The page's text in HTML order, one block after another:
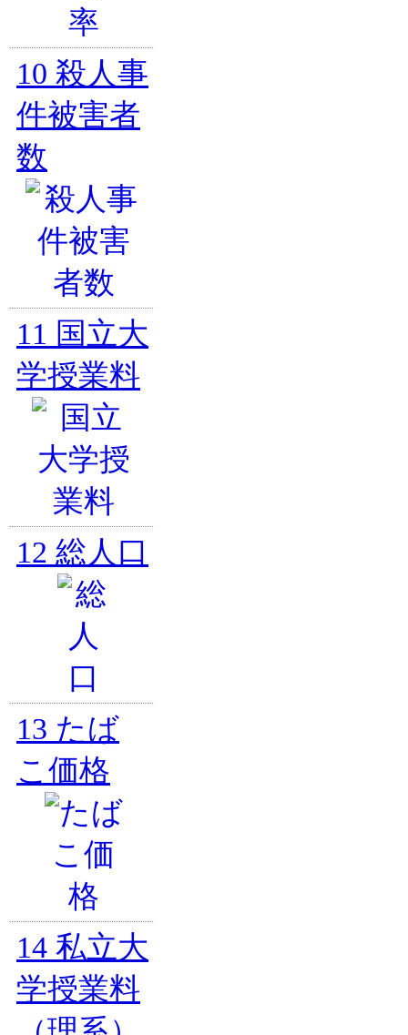
10 殺人事
件被害者
数
11 国立大
学授業料
12 総人口
13 たば
こ価格
14 私立大
学授業料